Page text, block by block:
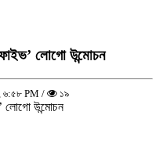
ফাইভ’ লোগো উন্মোচন
৬:৫৮ PM / ১৯